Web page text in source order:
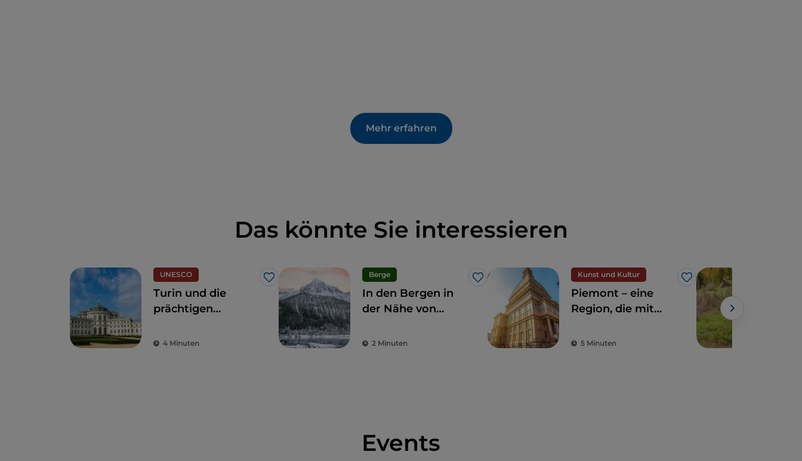
Mehr erfahren
Das könnte Sie interessieren
UNESCO
Like
Turin und die
prächtigen
Savoyer
4 Minuten
Berge
Like
In den Bergen in
der Nähe von
Unternehmungen
2 Minuten
Kunst und Kultur
Like
Piemont – eine
Region, die mit
Geschichte
5 Minuten
Events